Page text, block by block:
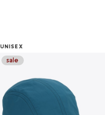
UNISEX